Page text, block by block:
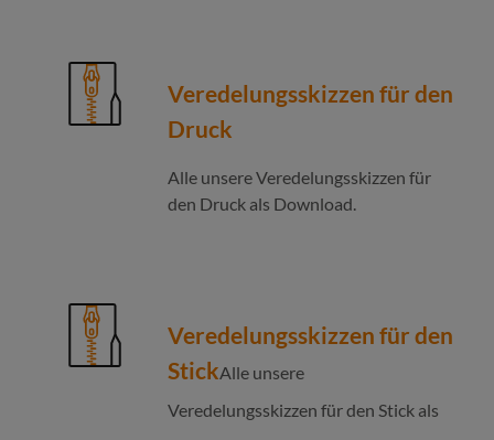
Veredelungsskizzen für den
Druck
Alle unsere Veredelungsskizzen für
den Druck als Download.
Veredelungsskizzen für den
StickAlle unsere
Veredelungsskizzen für den Stick als